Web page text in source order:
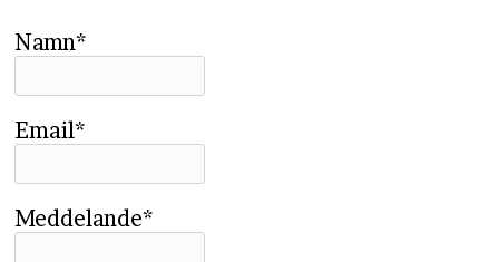
Namn*
Email*
Meddelande*